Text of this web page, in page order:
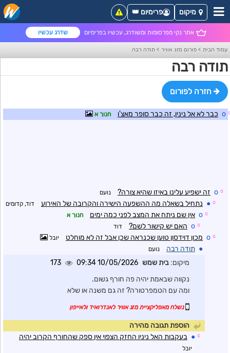
אתר נקי מפרסומות ומשודרג, עכשיו בפרימיום שדרג עכשיו
מיקום פרימיום 👑
עמוד הבית > פורום מזג אוויר > תודה רבה
תודה רבה
חזרה לפורום
o כבר לא אל ניניו, זה כבר סופר מאצ'ו חנוך א
☼
o זה ישפיע עלינו באיזו שהיא צורה? נועם
☼
● נתחיל בשאלה מה ההשפעה הישירה והקרובה של האירוע דוד, קדומים
☼
o אין שם ניתח את המצב לפני כמה ימים חנוך א
☼
o האם יש קישור לשם? דוד
☼
o מכון דוידסון טוען שכנראה שכן אבל זה לא מוחלט יובל
● תודה רבה נועם
מיקום: בית שמש 10/05/2026 09:34
173
נקווה שבאמת יהיה פה חורף גשום.
ומה עם הטמפרטורה? זה גם משנה או שלא
נשלח מאפליקציית מזג אוויר לאנדרואיד ולאייפון
הוספת תגובה מהירה
☼
● בעקבות האל ניניו החזק הצפוי אין ספק שהחורף הקרוב יהיה
יובל